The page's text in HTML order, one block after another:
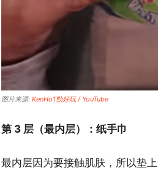
图片来源: KenHo1勁好玩 / YouTube
第 3 层（最内层）：纸手巾
最内层因为要接触肌肤，所以垫